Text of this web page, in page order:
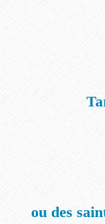
ou des